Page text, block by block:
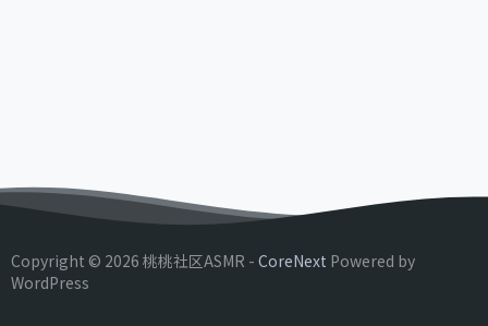
Copyright © 2026 桃桃社区ASMR - CoreNext Powered by
WordPress